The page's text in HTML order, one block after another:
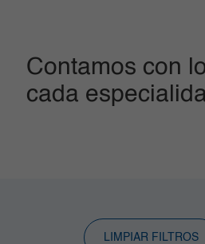
Contamos con
cada
LIMPIAR FILTROS